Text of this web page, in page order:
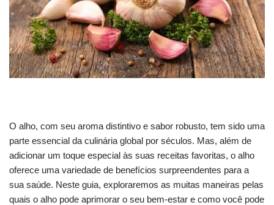
O alho, com seu aroma distintivo e sabor robusto, tem sido uma
parte essencial da culinária global por séculos. Mas, além de
adicionar um toque especial às suas receitas favoritas, o alho
oferece uma variedade de benefícios surpreendentes para a
sua saúde. Neste guia, exploraremos as muitas maneiras pelas
quais o alho pode aprimorar o seu bem-estar e como você pode